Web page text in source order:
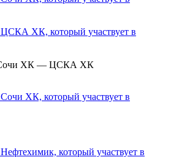
Сочи ХК — ЦСКА ХК